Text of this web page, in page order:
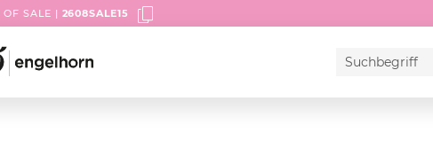
OF SALE | 2608SALE15